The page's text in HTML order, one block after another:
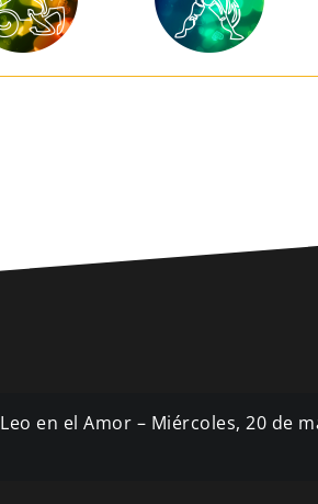
Leo en el Amor – Miércoles, 20 de